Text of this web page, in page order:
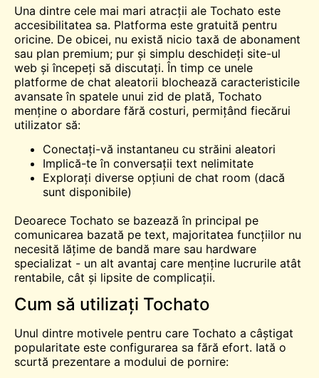
Una dintre cele mai mari atracții ale Tochato este
accesibilitatea sa. Platforma este gratuită pentru
oricine. De obicei, nu există nicio taxă de abonament
sau plan premium; pur și simplu deschideți site-ul
web și începeți să discutați. În timp ce unele
platforme de chat aleatorii blochează caracteristicile
avansate în spatele unui zid de plată, Tochato
menține o abordare fără costuri, permițând fiecărui
utilizator să:
Conectați-vă instantaneu cu străini aleatori
Implică-te în conversații text nelimitate
Explorați diverse opțiuni de chat room (dacă
sunt disponibile)
Deoarece Tochato se bazează în principal pe
comunicarea bazată pe text, majoritatea funcțiilor nu
necesită lățime de bandă mare sau hardware
specializat - un alt avantaj care menține lucrurile atât
rentabile, cât și lipsite de complicații.
Cum să utilizați Tochato
Unul dintre motivele pentru care Tochato a câștigat
popularitate este configurarea sa fără efort. Iată o
scurtă prezentare a modului de pornire: